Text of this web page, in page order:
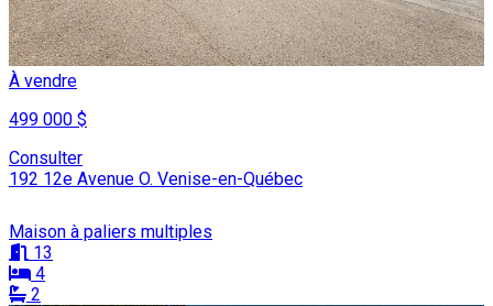
À vendre
499 000 $
Consulter
192 12e Avenue O. Venise-en-Québec
Maison à paliers multiples
13
4
2